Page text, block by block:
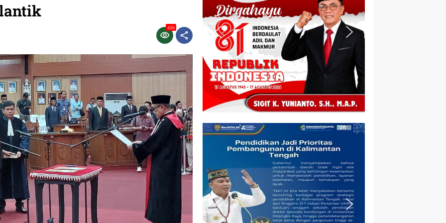
499